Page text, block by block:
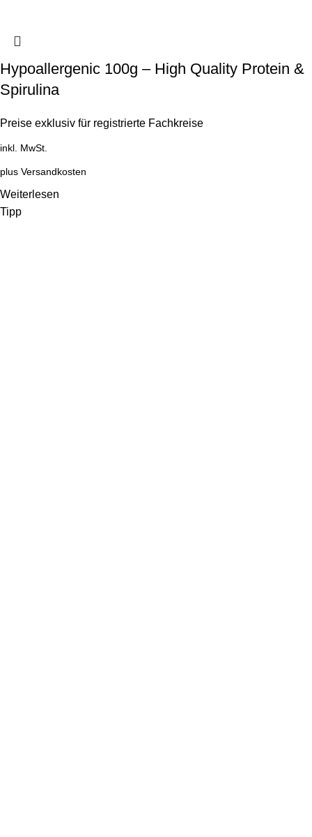
Hypoallergenic 100g – High Quality Protein &
Spirulina
Preise exklusiv für registrierte Fachkreise
inkl. MwSt.
plus Versandkosten
Weiterlesen
Tipp